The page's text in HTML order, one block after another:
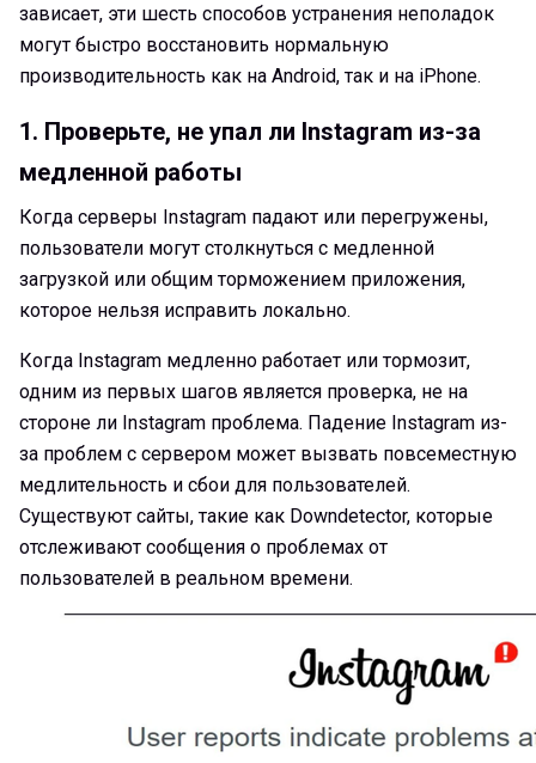
зависает, эти шесть способов устранения неполадок
могут быстро восстановить нормальную
производительность как на Android, так и на iPhone.
1. Проверьте, не упал ли Instagram из-за
медленной работы
Когда серверы Instagram падают или перегружены,
пользователи могут столкнуться с медленной
загрузкой или общим торможением приложения,
которое нельзя исправить локально.
Когда Instagram медленно работает или тормозит,
одним из первых шагов является проверка, не на
стороне ли Instagram проблема. Падение Instagram из-
за проблем с сервером может вызвать повсеместную
медлительность и сбои для пользователей.
Существуют сайты, такие как Downdetector, которые
отслеживают сообщения о проблемах от
пользователей в реальном времени.